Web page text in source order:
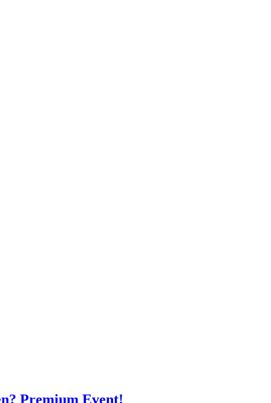
Premium Event!